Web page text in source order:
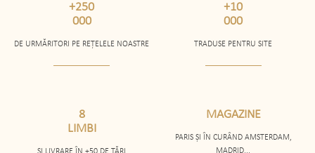
+250
000
DE URMĂRITORI PE REȚELELE NOASTRE
+10
000
TRADUSE PENTRU SITE
8
LIMBI
MAGAZINE
PARIS ȘI ÎN CURÂND AMSTERDAM,
MADRID...